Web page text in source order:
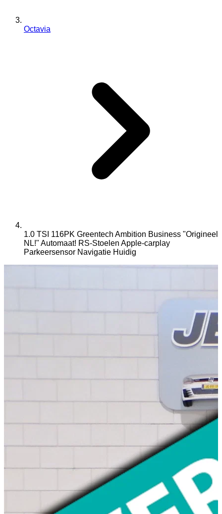
Octavia
1.0 TSI 116PK Greentech Ambition Business "Origineel
NL!" Automaat! RS-Stoelen Apple-carplay
Parkeersensor Navigatie Huidig